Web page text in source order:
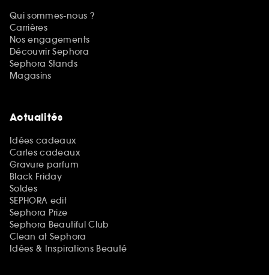
Qui sommes-nous ?
Carrières
Nos engagements
Découvrir Sephora
Sephora Stands
Magasins
Actualités
Idées cadeaux
Cartes cadeaux
Gravure parfum
Black Friday
Soldes
SEPHORA edit
Sephora Prize
Sephora Beautiful Club
Clean at Sephora
Idées & Inspirations Beauté